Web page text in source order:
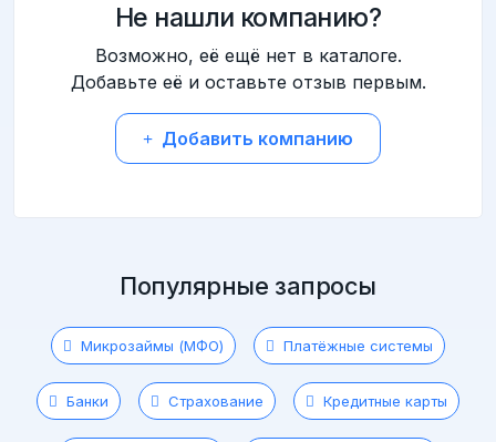
Не нашли компанию?
Возможно, её ещё нет в каталоге.
Добавьте её и оставьте отзыв первым.
Добавить компанию
Популярные запросы
Микрозаймы (МФО) Платёжные системы
Банки Страхование Кредитные карты